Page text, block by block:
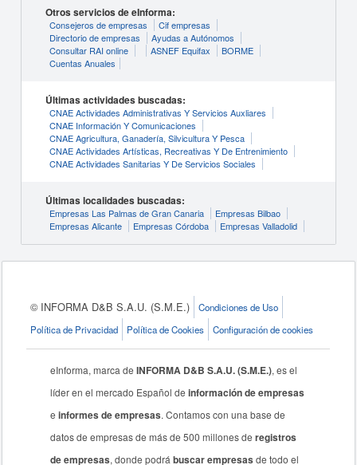
Otros servicios de eInforma:
Consejeros de empresas
Cif empresas
Directorio de empresas
Ayudas a Autónomos
Consultar RAI online
ASNEF Equifax
BORME
Cuentas Anuales
Últimas actividades buscadas:
CNAE Actividades Administrativas Y Servicios Auxliares
CNAE Información Y Comunicaciones
CNAE Agricultura, Ganadería, Silvicultura Y Pesca
CNAE Actividades Artísticas, Recreativas Y De Entrenimiento
CNAE Actividades Sanitarias Y De Servicios Sociales
Últimas localidades buscadas:
Empresas Las Palmas de Gran Canaria
Empresas Bilbao
Empresas Alicante
Empresas Córdoba Empresas Valladolid
© INFORMA D&B S.A.U. (S.M.E.)
Condiciones de Uso
Política de Privacidad
Política de Cookies Configuración de cookies
eInforma, marca deINFORMA D&B S.A.U. (S.M.E.), es el
líder en el mercado Español deinformación de empresas
einformes de empresas. Contamos con una base de
datos de empresas de más de 500 millones deregistros
de empresas, donde podrábuscar empresas de todo el